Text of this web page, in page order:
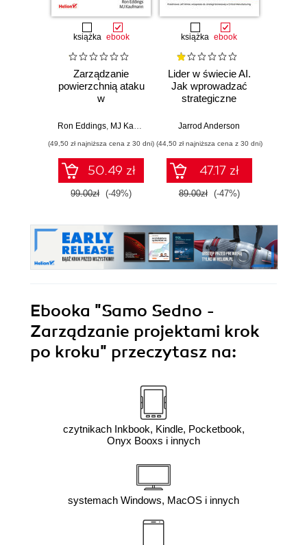
książka ebook
Zarządzanie
powierzchnią ataku
w
Strategie i techniki
cyfrowych
Ron Eddings MJ Kaufmann
(49,50 zł najniższa cena z 30 dni)
50.49 zł
99.00zł (-49%)
książka ebook
Lider w świecie AI.
Jak wprowadzać
strategiczne
biznes i
zespołowi w erze
sztucznej
inteligencji
Jarrod Anderson
(44,50 zł najniższa cena z 30 dni)
47.17 zł
89.00zł (-47%)
Ebooka "Samo Sedno -
Zarządzanie projektami krok
po kroku" przeczytasz na:
czytnikach Inkbook, Kindle, Pocketbook,
Onyx Booxs i innych
systemach Windows, MacOS i innych